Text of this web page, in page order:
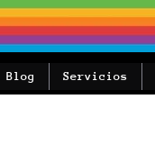
Servicios
Blog